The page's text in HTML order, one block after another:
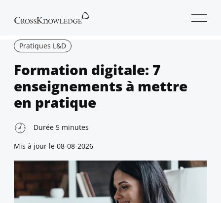
Pratiques L&D
Formation digitale: 7
enseignements à mettre
en pratique
Durée 5 minutes
Mis à jour le 08-08-2026